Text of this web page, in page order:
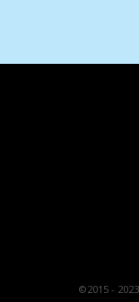
©2015 - 2023